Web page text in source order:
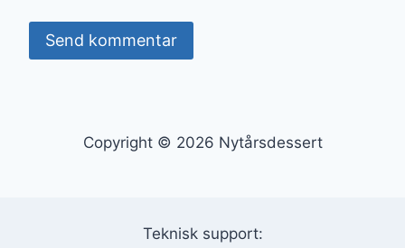
Copyright © 2026 Nytårsdessert
Teknisk support: